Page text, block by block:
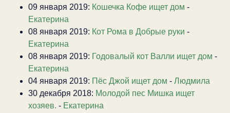
09 января 2019: Кошечка Кофе ищет дом -
Екатерина
08 января 2019: Кот Рома в Добрые руки -
Екатерина
08 января 2019: Годовалый кот Валли ищет дом -
Екатерина
04 января 2019: Пёс Джой ищет дом - Людмила
30 декабря 2018: Молодой пес Мишка ищет
хозяев. - Екатерина